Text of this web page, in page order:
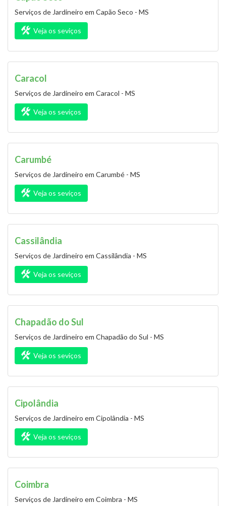
Serviços de Jardineiro em Capão Seco - MS
Veja os seviços
Caracol
Serviços de Jardineiro em Caracol - MS
Veja os seviços
Carumbé
Serviços de Jardineiro em Carumbé - MS
Veja os seviços
Cassilândia
Serviços de Jardineiro em Cassilândia - MS
Veja os seviços
Chapadão do Sul
Serviços de Jardineiro em Chapadão do Sul - MS
Veja os seviços
Cipolândia
Serviços de Jardineiro em Cipolândia - MS
Veja os seviços
Coimbra
Serviços de Jardineiro em Coimbra - MS